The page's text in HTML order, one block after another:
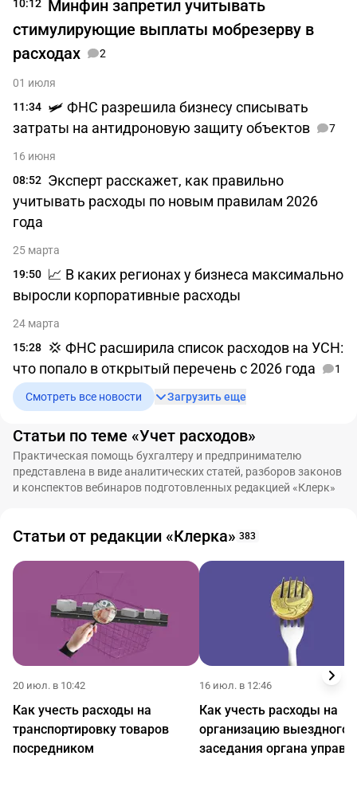
10:12
Минфин запретил учитывать
стимулирующие выплаты мобрезерву в
расходах
2
01 июля
11:34 🛩️ ФНС разрешила бизнесу списывать
затраты на антидроновую защиту объектов
7
16 июня
08:52 Эксперт расскажет, как правильно
учитывать расходы по новым правилам 2026
года
25 марта
19:50 📈 В каких регионах у бизнеса максимально
выросли корпоративные расходы
24 марта
15:28
💢 ФНС расширила список расходов на УСН:
что попало в открытый перечень с 2026 года
1
Смотреть все новости Загрузить еще
Статьи по теме «Учет расходов»
Практическая помощь бухгалтеру и предпринимателю
представлена в виде аналитических статей, разборов законов
и конспектов вебинаров подготовленных редакцией «Клерк»
Статьи от редакции «Клерка» 383
20 июл. в 10:42
Как учесть расходы на
транспортировку товаров
посредником
16 июл. в 12:46
Как учесть расходы на
организацию выездного
заседания органа